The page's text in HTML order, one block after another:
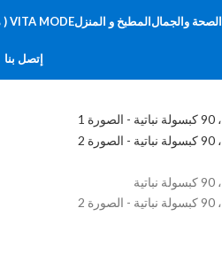
الصحة والجمالالمطبخ و المنزلVITA MODE ( ملابس و أحذية )
إتصل بنا